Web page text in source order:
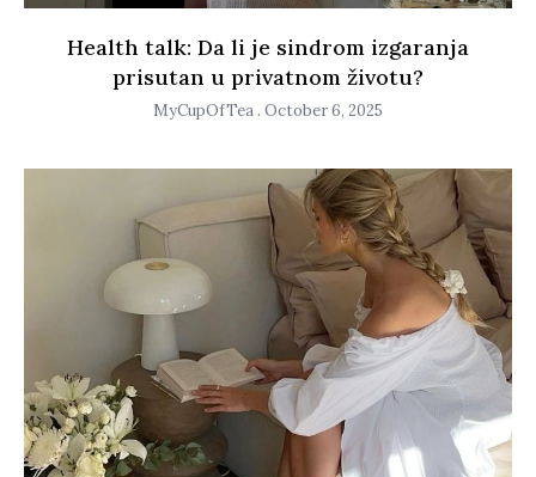
Health talk: Da li je sindrom izgaranja
prisutan u privatnom životu?
MyCupOfTea October 6, 2025